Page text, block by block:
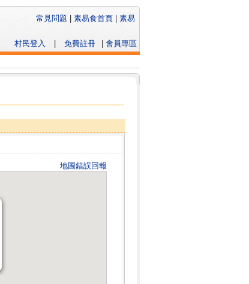
| 會員專區
免費註冊
|
村民登入
常見問題 | 素易食首頁 | 素易
地圖錯誤回報